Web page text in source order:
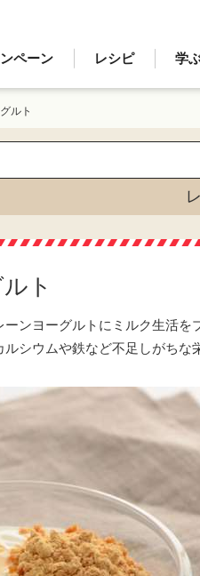
ペーン レシピ 学
ルト
ト
ーンヨーグルトにミルク生活
シウムや鉄など不足しがちな